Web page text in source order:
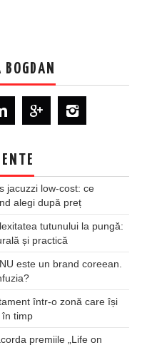
jacuzzi low-cost: ce
alegi după preț
tutunului la pungă:
și practică
este un brand coreean.
într-o zonă care își
în timp
premiile „Life on